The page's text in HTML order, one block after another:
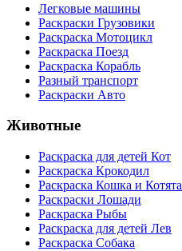
Легковые машины
Раскраски Грузовики
Раскраска Мотоцикл
Раскраска Поезд
Раскраска Корабль
Разный транспорт
Раскраски Авто
Животные
Раскраска для детей Кот
Раскраска Крокодил
Раскраска Кошка и Котята
Раскраски Лошади
Раскраска Рыбы
Раскраска для детей Лев
Раскраска Собака